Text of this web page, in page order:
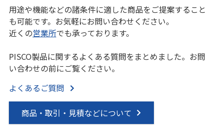
用途や機能などの諸条件に適した商品をご提案すること
も可能です。お気軽にお問い合わせください。
近くの営業所でも承っております。
PISCO製品に関するよくある質問をまとめました。お問
い合わせの前にご覧ください。
よくあるご質問
商品・取引・見積などについて